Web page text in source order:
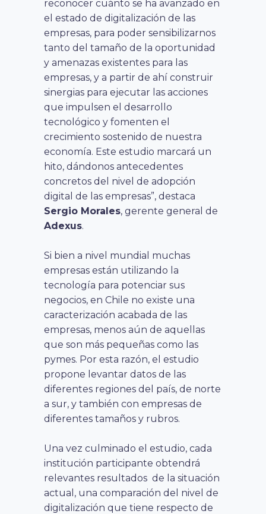
reconocer cuánto se ha avanzado en
el estado de digitalización de las
empresas, para poder sensibilizarnos
tanto del tamaño de la oportunidad
y amenazas existentes para las
empresas, y a partir de ahí construir
sinergias para ejecutar las acciones
que impulsen el desarrollo
tecnológico y fomenten el
crecimiento sostenido de nuestra
economía. Este estudio marcará un
hito, dándonos antecedentes
concretos del nivel de adopción
digital de las empresas”, destaca
Sergio Morales, gerente general de
Adexus.
Si bien a nivel mundial muchas
empresas están utilizando la
tecnología para potenciar sus
negocios, en Chile no existe una
caracterización acabada de las
empresas, menos aún de aquellas
que son más pequeñas como las
pymes. Por esta razón, el estudio
propone levantar datos de las
diferentes regiones del país, de norte
a sur, y también con empresas de
diferentes tamaños y rubros.
Una vez culminado el estudio, cada
institución participante obtendrá
relevantes resultados de la situación
actual, una comparación del nivel de
digitalización que tiene respecto de